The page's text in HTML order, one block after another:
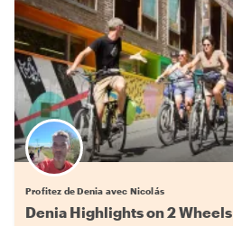
Profitez de Denia avec Nicolás
Denia Highlights on 2 Wheels